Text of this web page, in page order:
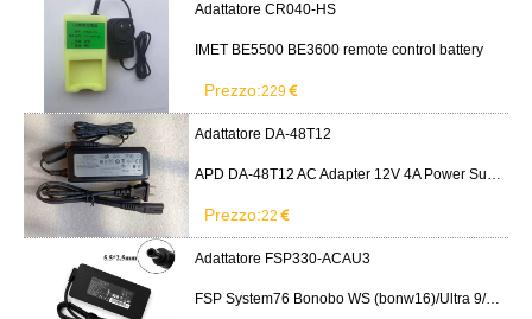
Adattatore CR040-HS
IMET BE5500 BE3600 remote control battery
Prezzo:229
Adattatore DA-48T12
APD DA-48T12 AC Adapter 12V 4A Power Supply Cord
Prezzo:22
Adattatore FSP330-ACAU3
FSP System76 Bonobo WS (bonw16)/Ultra 9/RTX5090